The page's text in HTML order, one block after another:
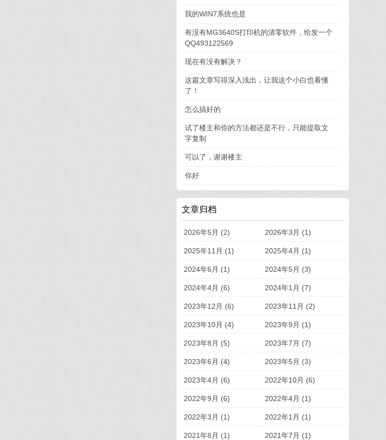
我的WIN7系统也是
有没有MG3640S打印机的清零软件，给发一个
QQ493122569
现在有没有解决？
这篇文章写得深入浅出，让我这个小白也看懂
了！
怎么搞好的
试了楼主和你的方法都还是不行，只能提取文
字复制
可以了，谢谢楼主
你好
文章归档
2026年5月 (2) 2026年3月 (1)
2025年11月 (1) 2025年4月 (1)
2024年6月 (1) 2024年5月 (3)
2024年4月 (6) 2024年1月 (7)
2023年12月 (6) 2023年11月 (2)
2023年10月 (4) 2023年9月 (1)
2023年8月 (5) 2023年7月 (7)
2023年6月 (4) 2023年5月 (3)
2023年4月 (6) 2022年10月 (6)
2022年9月 (6) 2022年4月 (1)
2022年3月 (1) 2022年1月 (1)
2021年8月 (1) 2021年7月 (1)